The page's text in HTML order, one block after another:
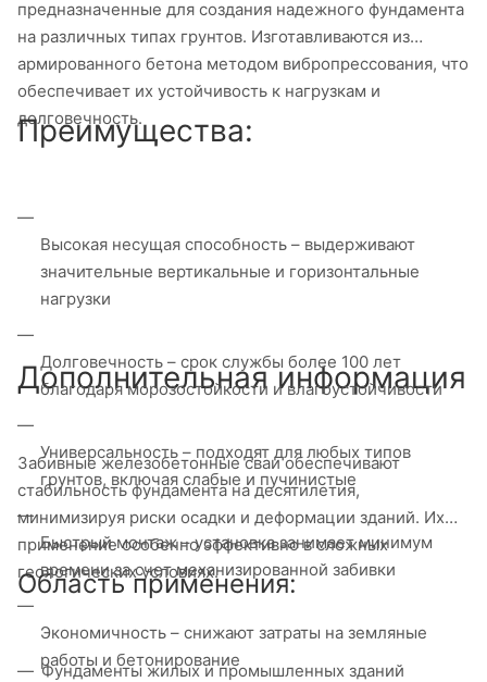
предназначенные для создания надежного фундамента
на различных типах грунтов. Изготавливаются из
армированного бетона методом вибропрессования, что
обеспечивает их устойчивость к нагрузкам и
долговечность.
Преимущества:
Высокая несущая способность – выдерживают
значительные вертикальные и горизонтальные
нагрузки
Долговечность – срок службы более 100 лет
благодаря морозостойкости и влагоустойчивости
Универсальность – подходят для любых типов
грунтов, включая слабые и пучинистые
Быстрый монтаж – установка занимает минимум
времени за счет механизированной забивки
Экономичность – снижают затраты на земляные
работы и бетонирование
Дополнительная информация
Забивные железобетонные сваи обеспечивают
стабильность фундамента на десятилетия,
минимизируя риски осадки и деформации зданий. Их
применение особенно эффективно в сложных
геологических условиях.
Область применения:
Фундаменты жилых и промышленных зданий